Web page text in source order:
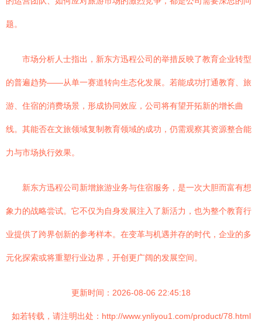
题。
市场分析人士指出，新东方迅程公司的举措反映了教育企业转型
的普遍趋势——从单一赛道转向生态化发展。若能成功打通教育、旅
游、住宿的消费场景，形成协同效应，公司将有望开拓新的增长曲
线。其能否在文旅领域复制教育领域的成功，仍需观察其资源整合能
力与市场执行效果。
新东方迅程公司新增旅游业务与住宿服务，是一次大胆而富有想
象力的战略尝试。它不仅为自身发展注入了新活力，也为整个教育行
业提供了跨界创新的参考样本。在变革与机遇并存的时代，企业的多
元化探索或将重塑行业边界，开创更广阔的发展空间。
更新时间：2026-08-06 22:45:18
如若转载，请注明出处：http://www.ynliyou1.com/product/78.html